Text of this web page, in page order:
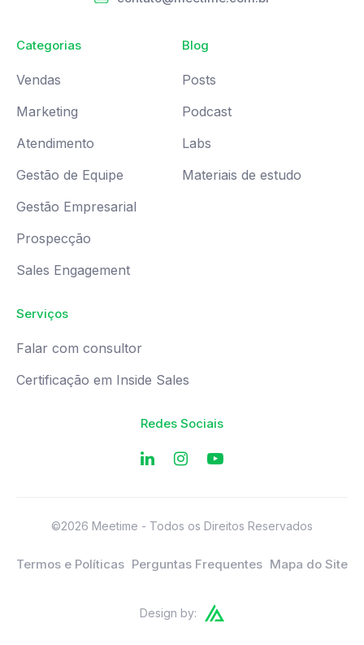
Categorias
Vendas
Marketing
Atendimento
Gestão de Equipe
Gestão Empresarial
Prospecção
Sales Engagement
Blog
Posts
Podcast
Labs
Materiais de estudo
Serviços
Falar com consultor
Certificação em Inside Sales
Redes Sociais
©2026 Meetime - Todos os Direitos Reservados
Termos e Políticas Perguntas Frequentes Mapa do Site
Design by: